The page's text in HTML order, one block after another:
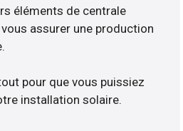
éléments de centrale
assurer une production
pour que vous puissiez
installation solaire.